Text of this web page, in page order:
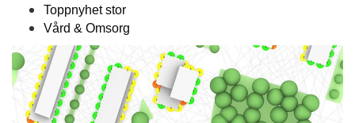
Toppnyhet stor
Vård & Omsorg